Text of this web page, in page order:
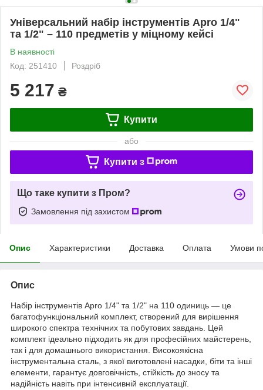
Універсальний набір інструментів Apro 1/4"
та 1/2" – 110 предметів у міцному кейсі
В наявності
Код: 251410
Роздріб
5 217 ₴
Купити
або
Купити з
Що таке купити з Пром?
Замовлення під захистом
Опис Характеристики Доставка Оплата Умови
Опис
Набір інструментів Apro 1/4" та 1/2" на 110 одиниць — це
багатофункціональний комплект, створений для вирішення
широкого спектра технічних та побутових завдань. Цей
комплект ідеально підходить як для професійних майстерень,
так і для домашнього використання. Високоякісна
інструментальна сталь, з якої виготовлені насадки, біти та інші
елементи, гарантує довговічність, стійкість до зносу та
надійність навіть при інтенсивній експлуатації.